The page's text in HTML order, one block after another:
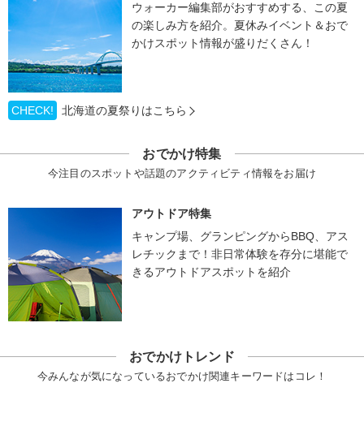
ウォーカー編集部がおすすめする、この夏
の楽しみ方を紹介。夏休みイベント＆おで
かけスポット情報が盛りだくさん！
CHECK! 北海道の夏祭りはこちら
おでかけ特集
今注目のスポットや話題のアクティビティ情報をお届け
アウトドア特集
キャンプ場、グランピングからBBQ、アス
レチックまで！非日常体験を存分に堪能で
きるアウトドアスポットを紹介
おでかけトレンド
今みんなが気になっているおでかけ関連キーワードはコレ！